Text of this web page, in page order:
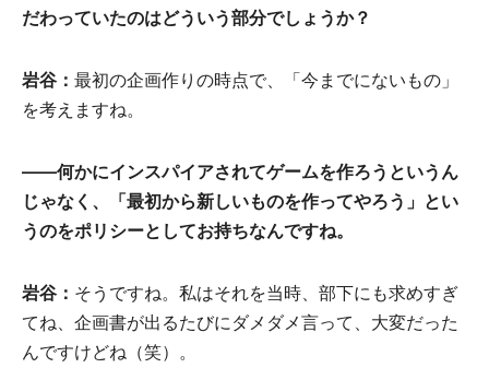
だわっていたのはどういう部分でしょうか？
岩谷： 最初の企画作りの時点で、「今までにないもの」
を考えますね。
――何かにインスパイアされてゲームを作ろうというん
じゃなく、「最初から新しいものを作ってやろう」とい
うのをポリシーとしてお持ちなんですね。
岩谷： そうですね。私はそれを当時、部下にも求めすぎ
てね、企画書が出るたびにダメダメ言って、大変だった
んですけどね（笑）。